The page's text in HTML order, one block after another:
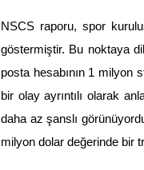
NSCS raporu, spor
göstermiştir. Bu noktaya
posta hesabının 1 milyon
bir olay ayrıntılı olarak
daha az şanslı
milyon dolar değerinde bir